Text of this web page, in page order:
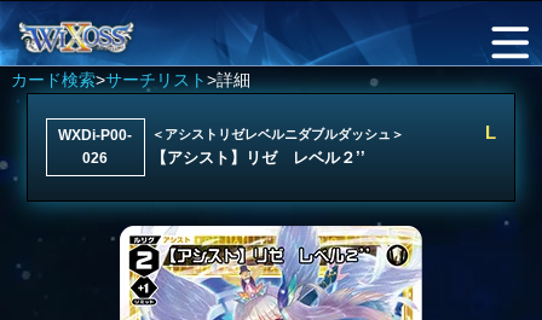
カード検索>サーチリスト>詳細
WXDi-P00-
026
＜アシストリゼレベルニダブルダッシュ＞
【アシスト】リゼ レベル２’’
L